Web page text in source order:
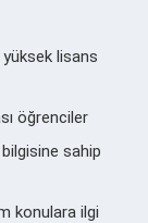
lisans
öğrenciler
sahip
konulara ilgi